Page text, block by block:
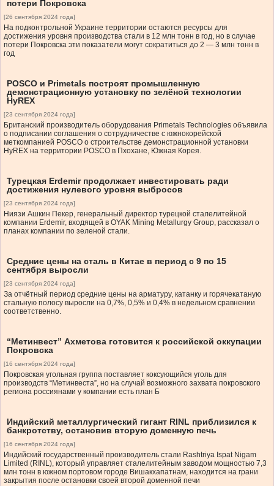
потери Покровска
[26 сентября 2024 года]
На подконтрольной Украине территории остаются ресурсы для
достижения уровня производства стали в 12 млн тонн в год, но в случае
потери Покровска эти показатели могут сократиться до 2 — 3 млн тонн в
год
POSCO и Primetals построят промышленную
демонстрационную установку по зелёной технологии
HyREX
[23 сентября 2024 года]
Британский производитель оборудования Primetals Technologies объявила
о подписании соглашения о сотрудничестве с южнокорейской
меткомпанией POSCO о строительстве демонстрационной установки
HyREX на территории POSCO в Пхохане, Южная Корея.
Турецкая Erdemir продолжает инвестировать ради
достижения нулевого уровня выбросов
[23 сентября 2024 года]
Ниязи Ашкин Пекер, генеральный директор турецкой сталелитейной
компании Erdemir, входящей в OYAK Mining Metallurgy Group, рассказал о
планах компании по зеленой стали.
Средние цены на сталь в Китае в период с 9 по 15
сентября выросли
[23 сентября 2024 года]
За отчётный период средние цены на арматуру, катанку и горячекатаную
стальную полосу выросли на 0,7%, 0,5% и 0,4% в недельном сравнении
соответственно.
“Метинвест” Ахметова готовится к российской оккупации
Покровска
[16 сентября 2024 года]
Покровская угольная группа поставляет коксующийся уголь для
производств “Метинвеста”, но на случай возможного захвата покровского
региона россиянами у компании есть план Б
Индийский металлургический гигант RINL приблизился к
банкротству, остановив вторую доменную печь
[16 сентября 2024 года]
Индийский государственный производитель стали Rashtriya Ispat Nigam
Limited (RINL), который управляет сталелитейным заводом мощностью 7,3
млн тонн в южном портовом городе Вишакхапатнам, находится на грани
закрытия после остановки своей второй доменной печи